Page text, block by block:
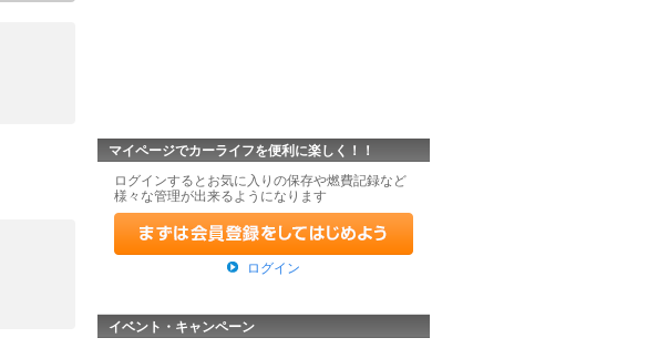
マイページでカーライフを便利に楽しく！！
ログインするとお気に入りの保存や燃費記録など
様々な管理が出来るようになります
ログイン
イベント・キャンペーン